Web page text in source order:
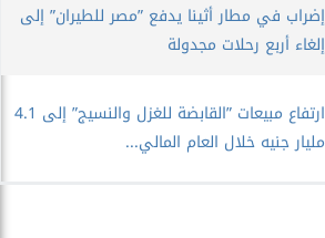
إضراب في مطار أثينا يدفع ”مصر للطيران” إلى
إلغاء أربع رحلات مجدولة
ارتفاع مبيعات ”القابضة للغزل والنسيج” إلى 4.1
مليار جنيه خلال العام المالي...